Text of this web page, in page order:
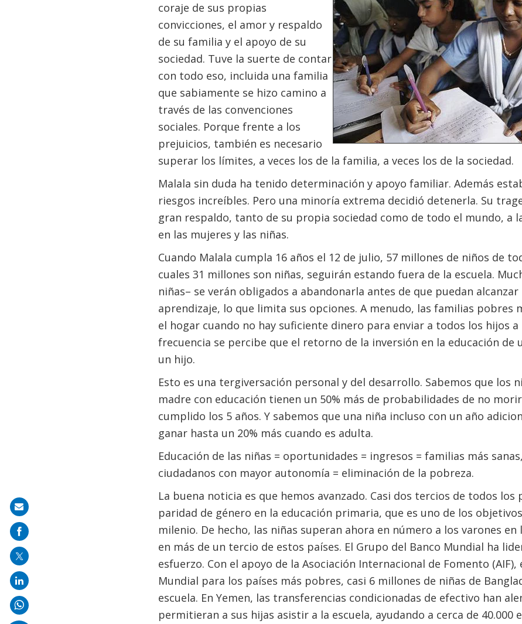
coraje de sus propias
convicciones, el amor y respaldo
de su familia y el apoyo de su
sociedad. Tuve la suerte de contar
con todo eso, incluida una familia
que sabiamente se hizo camino a
través de las convenciones
sociales. Porque frente a los
prejuicios, también es necesario
superar los límites, a veces los de la familia, a veces los de la sociedad.
Malala sin duda ha tenido determinación y apoyo familiar. Además
riesgos increíbles. Pero una minoría extrema decidió detenerla. Su
gran respaldo, tanto de su propia sociedad como de todo el mundo, a
en las mujeres y las niñas.
Cuando Malala cumpla 16 años el 12 de julio, 57 millones de niños de
cuales 31 millones son niñas, seguirán estando fuera de la escuela.
niñas– se verán obligados a abandonarla antes de que puedan
aprendizaje, lo que limita sus opciones. A menudo, las familias pobres
el hogar cuando no hay suficiente dinero para enviar a todos los hijos a
frecuencia se percibe que el retorno de la inversión en la educación de
un hijo.
Esto es una tergiversación personal y del desarrollo. Sabemos que los
madre con educación tienen un 50% más de probabilidades de no
cumplido los 5 años. Y sabemos que una niña incluso con un año
ganar hasta un 20% más cuando es adulta.
Educación de las niñas = oportunidades = ingresos = familias más
ciudadanos con mayor autonomía = eliminación de la pobreza.
La buena noticia es que hemos avanzado. Casi dos tercios de todos los
paridad de género en la educación primaria, que es uno de los
milenio. De hecho, las niñas superan ahora en número a los varones en
en más de un tercio de estos países. El Grupo del Banco Mundial ha
esfuerzo. Con el apoyo de la Asociación Internacional de Fomento
Mundial para los países más pobres, casi 6 millones de niñas de
escuela. En Yemen, las transferencias condicionadas de efectivo han
permitieran a sus hijas asistir a la escuela, ayudando a cerca de 40.000
Share
on
mail